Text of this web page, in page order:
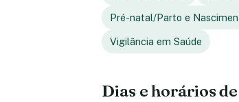
Pré-natal/Parto e
Vigilância em Saúde
Dias e horários